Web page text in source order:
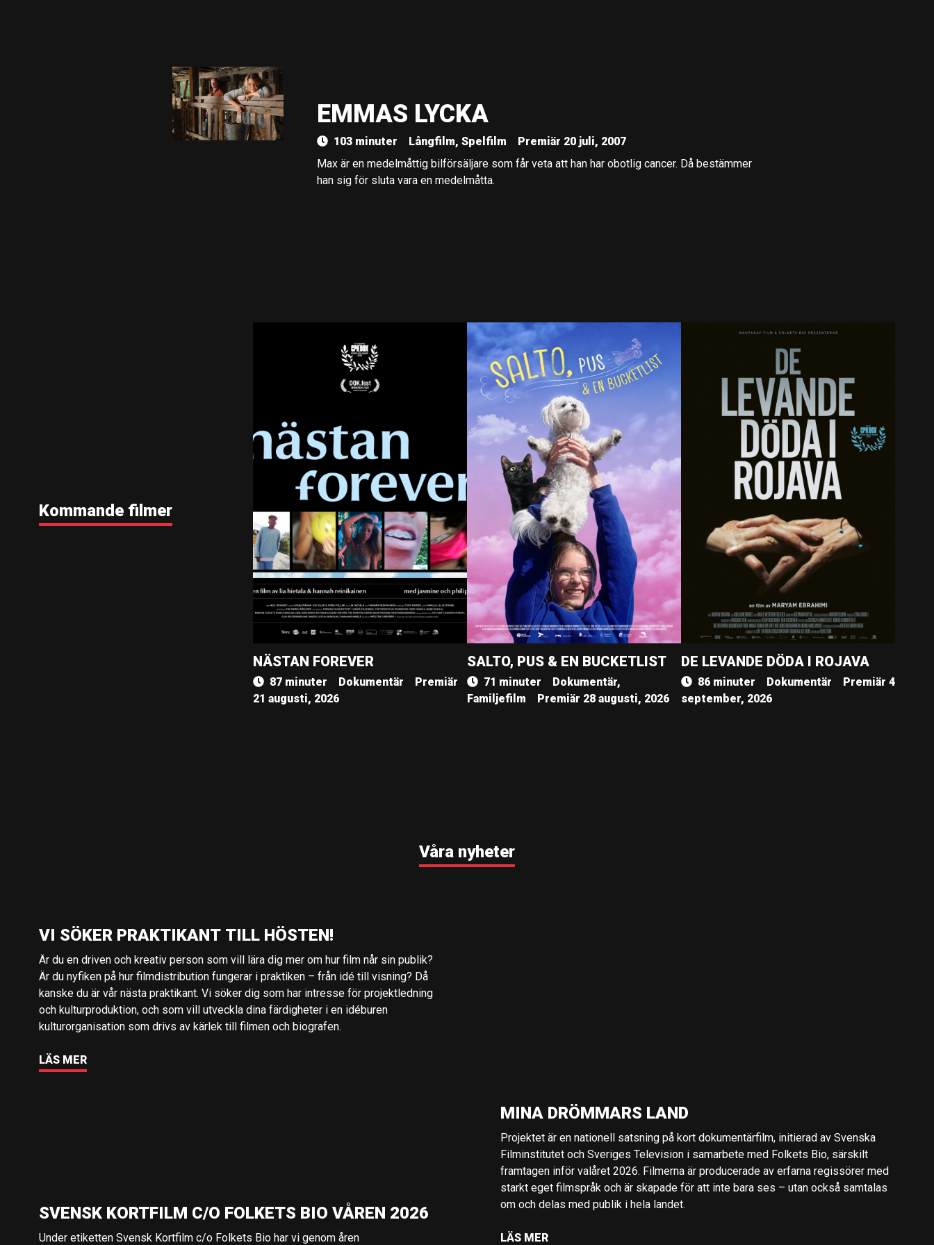
EMMAS LYCKA
103 minuter Långfilm, Spelfilm
Premiär 20 juli, 2007
Max är en medelmåttig bilförsäljare som får veta att han har obotlig cancer. Då bestämmer
han sig för sluta vara en medelmåtta.
Kommande filmer
NÄSTAN FOREVER
87 minuter Dokumentär
Premiär
21 augusti, 2026
SALTO, PUS & EN BUCKETLIST
71 minuter
Dokumentär,
Familjefilm
Premiär 28 augusti, 2026
DE LEVANDE DÖDA I ROJAVA
86 minuter Dokumentär
Premiär 4
september, 2026
Våra nyheter
VI SÖKER PRAKTIKANT TILL HÖSTEN!
Är du en driven och kreativ person som vill lära dig mer om hur film når sin publik?
Är du nyfiken på hur filmdistribution fungerar i praktiken – från idé till visning? Då
kanske du är vår nästa praktikant. Vi söker dig som har intresse för projektledning
och kulturproduktion, och som vill utveckla dina färdigheter i en idéburen
kulturorganisation som drivs av kärlek till filmen och biografen.
LÄS MER
MINA DRÖMMARS LAND
Projektet är en nationell satsning på kort dokumentärfilm, initierad av Svenska
Filminstitutet och Sveriges Television i samarbete med Folkets Bio, särskilt
framtagen inför valåret 2026. Filmerna är producerade av erfarna regissörer med
starkt eget filmspråk och är skapade för att inte bara ses – utan också samtalas
om och delas med publik i hela landet.
LÄS MER
SVENSK KORTFILM C/O FOLKETS BIO VÅREN 2026
Under etiketten Svensk Kortfilm c/o Folkets Bio har vi genom åren